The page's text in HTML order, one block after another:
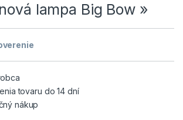
lampa Big Bow »
tovaru do 14 dní
nákup